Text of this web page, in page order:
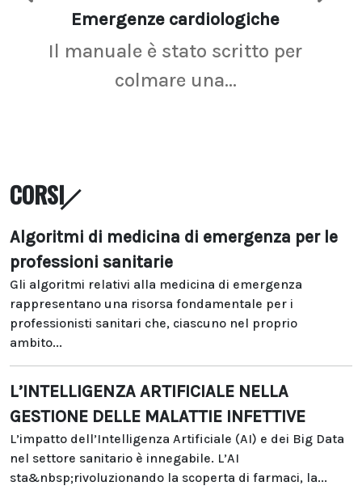
Emergenze cardiologiche
Il manuale è stato scritto per
colmare una...
CORSI
Algoritmi di medicina di emergenza per le
professioni sanitarie
Gli algoritmi relativi alla medicina di emergenza
rappresentano una risorsa fondamentale per i
professionisti sanitari che, ciascuno nel proprio
ambito...
L’INTELLIGENZA ARTIFICIALE NELLA
GESTIONE DELLE MALATTIE INFETTIVE
L’impatto dell’Intelligenza Artificiale (AI) e dei Big Data
nel settore sanitario è innegabile. L’AI
sta&nbsp;rivoluzionando la scoperta di farmaci, la...